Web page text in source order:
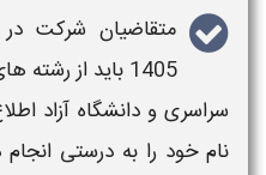
متقاضیان شرکت در
1405 باید ازرشته
سراسریو دانشگاه آزاد
نام خود را به درستی